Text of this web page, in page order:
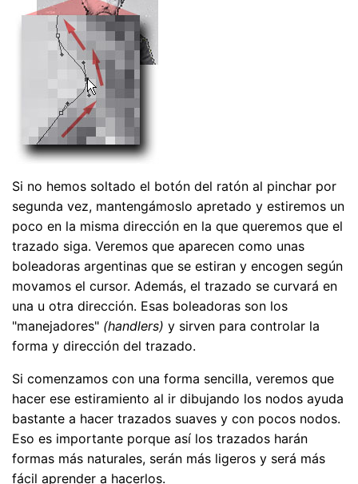
Si no hemos soltado el botón del ratón al pinchar por
segunda vez, mantengámoslo apretado y estiremos un
poco en la misma dirección en la que queremos que el
trazado siga. Veremos que aparecen como unas
boleadoras argentinas que se estiran y encogen según
movamos el cursor. Además, el trazado se curvará en
una u otra dirección. Esas boleadoras son los
"manejadores" (handlers) y sirven para controlar la
forma y dirección del trazado.
Si comenzamos con una forma sencilla, veremos que
hacer ese estiramiento al ir dibujando los nodos ayuda
bastante a hacer trazados suaves y con pocos nodos.
Eso es importante porque así los trazados harán
formas más naturales, serán más ligeros y será más
fácil aprender a hacerlos.